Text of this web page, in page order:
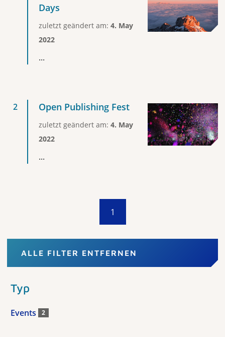
Days
zuletzt geändert am: 4. May
2022
...
Open Publishing Fest
zuletzt geändert am: 4. May
2022
...
1
ALLE FILTER ENTFERNEN
Typ
Events 2